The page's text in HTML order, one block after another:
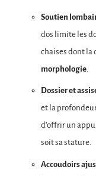
Soutien
dos limite les
chaises dont la
morphologie
Dossier et
et la
d’offrir un
soit sa stature.
Accoudoirs